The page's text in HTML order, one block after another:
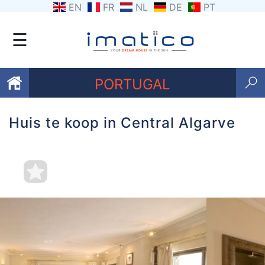
EN FR NL DE PT
☰
PORTUGAL
Favorieten
ons
Contacten
Getuigenissen
Huis te koop in Central Algarve